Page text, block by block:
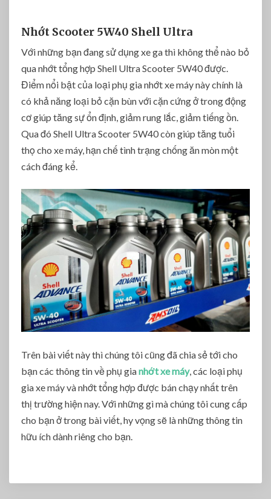
Nhớt Scooter 5W40 Shell Ultra
Với những bạn đang sử dụng xe ga thì không thể nào bỏ
qua nhớt tổng hợp Shell Ultra Scooter 5W40 được.
Điểm nổi bật của loại phụ gia nhớt xe máy này chính là
có khả năng loại bỏ cặn bùn với cặn cứng ở trong động
cơ giúp tăng sự ổn định, giảm rung lắc, giảm tiếng ồn.
Qua đó Shell Ultra Scooter 5W40 còn giúp tăng tuổi
thọ cho xe máy, hạn chế tình trạng chống ăn mòn một
cách đáng kể.
Trên bài viết này thì chúng tôi cũng đã chia sẻ tới cho
bạn các thông tin về phụ gianhớt xe máy, các loại phụ
gia xe máy và nhớt tổng hợp được bán chạy nhất trên
thị trường hiện nay. Với những gì mà chúng tôi cung cấp
cho bạn ở trong bài viết, hy vọng sẽ là những thông tin
hữu ích dành riêng cho bạn.